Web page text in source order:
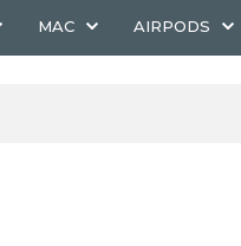
MAC AIRPODS